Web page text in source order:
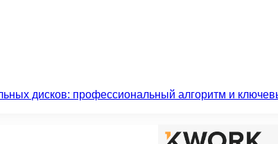
дисков: профессиональный алгоритм и